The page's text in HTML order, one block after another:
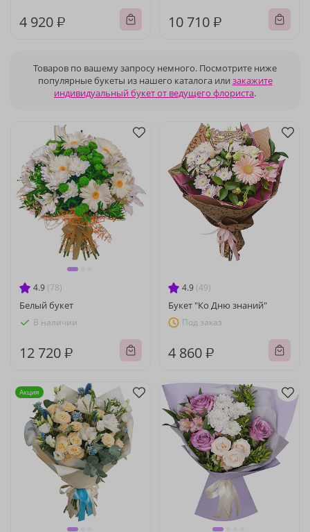
4 920 ₽ 10 710 ₽
Товаров по вашему запросу немного. Посмотрите ниже
популярные букеты из нашего каталога или закажите
индивидуальный букет от ведущего флориста.
4.9 (78)
Белый букет
В наличии
12 720 ₽
4.9 (49)
Букет "Ко Дню знаний"
Под заказ
4 860 ₽
Акция